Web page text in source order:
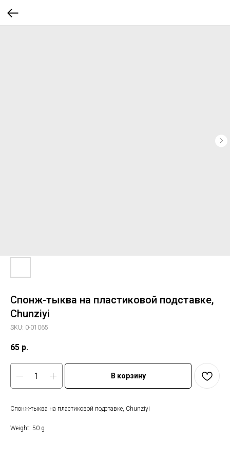
Спонж-тыква на пластиковой подставке,
Chunziyi
SKU: 0-01065
65 р.
В корзину
Спонж-тыква на пластиковой подставке, Chunziyi
Weight: 50 g